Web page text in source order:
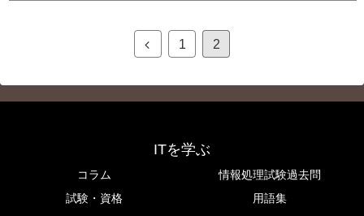
1 2
ITを学ぶ
コラム
情報処理試験過去問
試験・資格
用語集